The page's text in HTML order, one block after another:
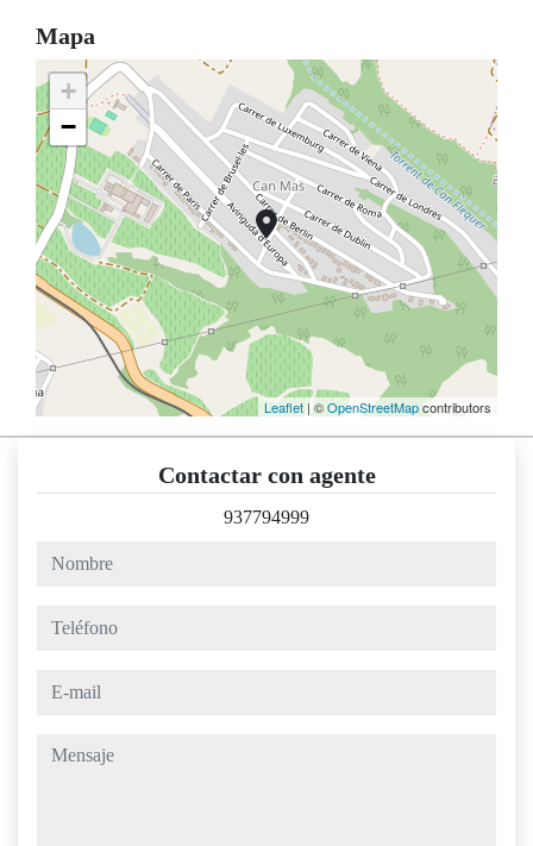
Mapa
+
−
Leaflet | ©OpenStreetMapcontributors
Contactar con agente
937794999
nombre
teléfono
e-mail
mensaje